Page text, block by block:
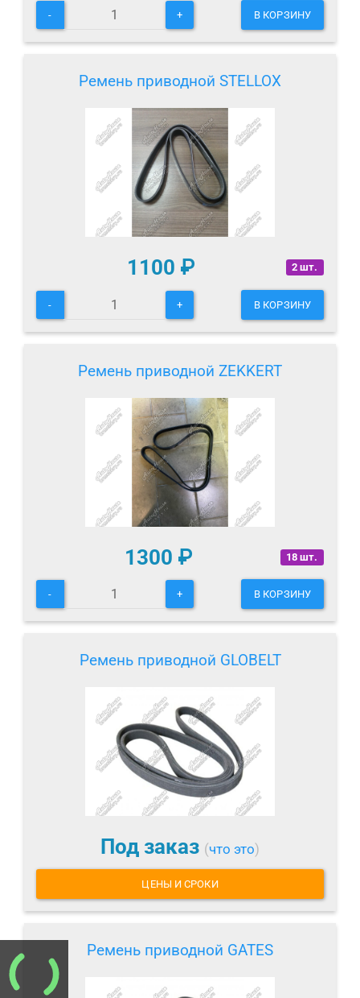
- + В КОРЗИНУ
Ремень приводной STELLOX
2 шт.
1100 ₽
- + В КОРЗИНУ
Ремень приводной ZEKKERT
18 шт.
1300 ₽
- + В КОРЗИНУ
Ремень приводной GLOBELT
Под заказ (что это)
ЦЕНЫ И СРОКИ
Ремень приводной GATES